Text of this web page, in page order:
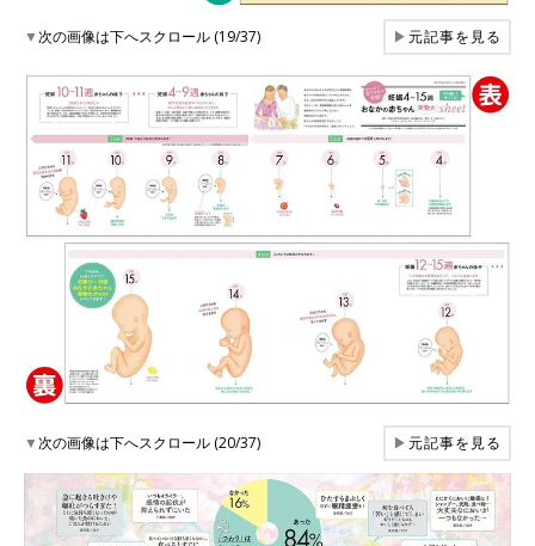
▼次の画像は下へスクロール (19/37) ▶元記事を見る
▼次の画像は下へスクロール (20/37) ▶元記事を見る